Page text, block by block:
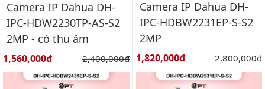
Camera IP Dahua DH-
IPC-HDW2230TP-AS-S2
2MP - có thu âm
Giá bán:
1,560,000đ Giá gốc:
2,400,000đ
Camera IP Dahua DH-
IPC-HDBW2231EP-S-S2
2MP
Giá bán:
1,820,000đ Giá gốc:
2,800,000đ